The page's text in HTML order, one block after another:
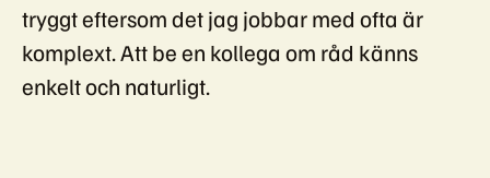
tryggt eftersom det jag jobbar med ofta är
komplext. Att be en kollega om råd känns
enkelt och naturligt.